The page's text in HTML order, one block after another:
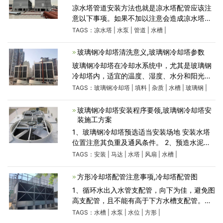
凉水塔管道安装方法也就是凉水塔配管应该注
意以下事项。如果不加以注意会造成凉水塔故
障、冷效不足等诸多问题，带来经济上的损
意配管。2、放
TAGS： 凉水塔| 水泵 管道 水槽|
玻璃钢冷却塔清洗意义,玻璃钢冷却塔参数
玻璃钢冷却塔在冷却水系统中，尤其是玻璃钢
冷却塔内，适宜的温度、湿度、水分和阳光给
生物藻类繁殖生长提供了优越的条件。 玻璃钢
累杂质以及填料老
TAGS： 玻璃钢冷却塔| 填料| 杂质| 水槽| 玻璃钢
玻璃钢冷却塔安装程序要领,玻璃钢冷却塔安
装施工方案
1、玻璃钢冷却塔预选适当安装场地 安装水塔
位置注意其负重及通风条件。 2、预造水泥基
础，及安装水塔支持架 可依照说明书建议，预
支持架以环形组
TAGS： 安装 马达| 水塔| 风扇 水槽|
方形冷却塔配管注意事项,冷却塔配管图
1、循环水出入水管支配管，向下为佳，避免图
高支配管，且不能有高于下方水槽支配管。
2、方形冷却塔配管之大小应照塔底之接管尺寸
TAGS： 水槽| 水泵 水位 方形|